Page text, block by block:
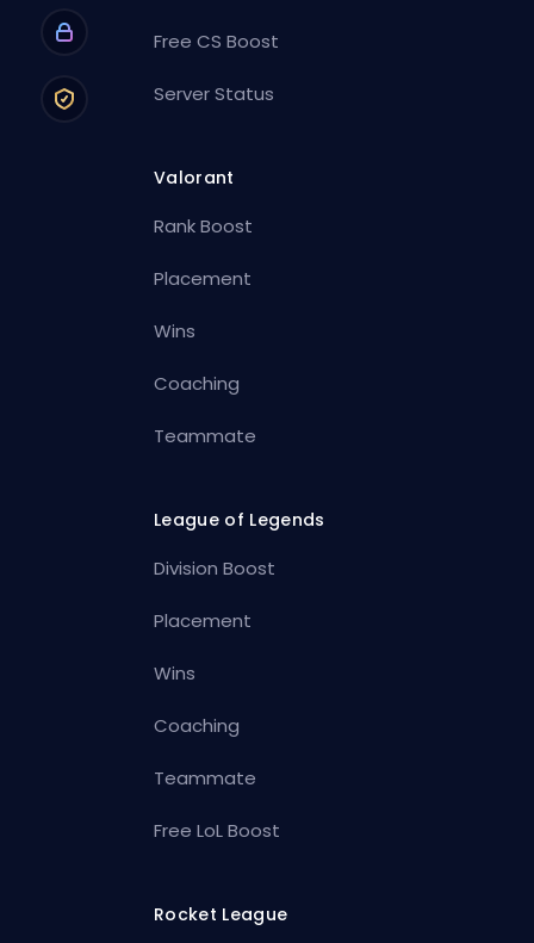
Free CS Boost
Server Status
Valorant
Rank Boost
Placement
Wins
Coaching
Teammate
League of Legends
Division Boost
Placement
Wins
Coaching
Teammate
Free LoL Boost
Rocket League